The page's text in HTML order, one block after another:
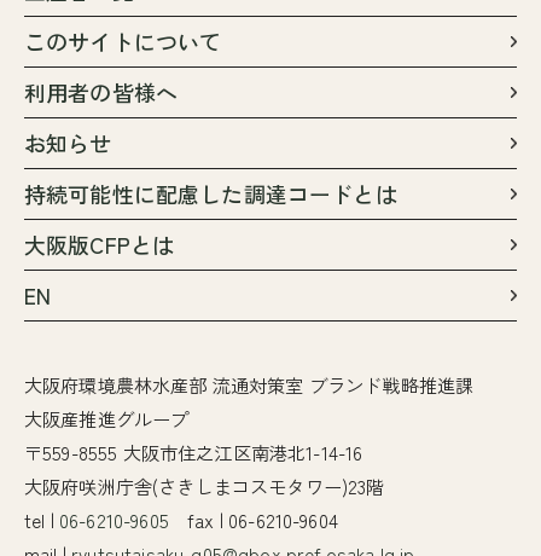
このサイトについて
利用者の皆様へ
お知らせ
持続可能性に配慮した調達コードとは
大阪版CFPとは
EN
大阪府環境農林水産部 流通対策室 ブランド戦略推進課
大阪産推進グループ
〒559-8555 大阪市住之江区南港北1-14-16
大阪府咲洲庁舎(さきしまコスモタワー)23階
tel | 06-6210-9605 fax | 06-6210-9604